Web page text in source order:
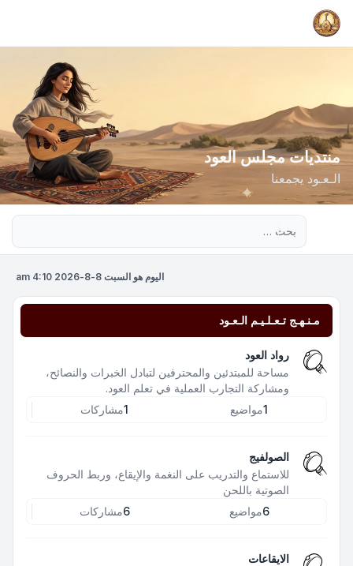
منتديات مجلس العود
الـعـود يجمعنا
اليوم هو السبت 8-8-2026 4:10 am
مـنـهـج تـعـلـيـم الـعـود
رواد العود
مساحة للمبتدئين والمحترفين لتبادل الخبرات والنصائح،
ومشاركة التجارب العملية في تعلم العود.
1مواضيع 1مشاركات
الصولفيج
للاستماع والتدريب على النغمة والإيقاع، وربط الحروف
الصوتية باللحن
6مواضيع 6مشاركات
الايقاعات